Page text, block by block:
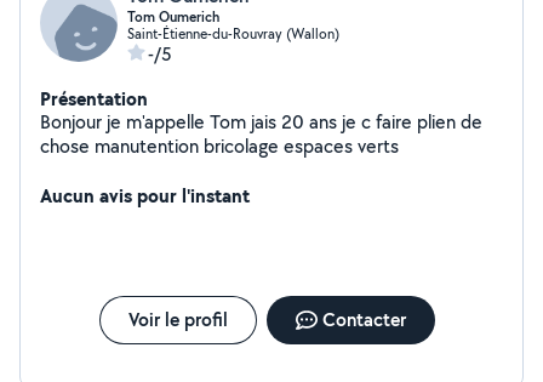
Tom Oumerich
Saint-Étienne-du-Rouvray (Wallon)
-/5
Présentation
Bonjour je m'appelle Tom jais 20 ans je c faire plien de
chose manutention bricolage espaces verts
Aucun avis pour l'instant
Voir le profil Contacter